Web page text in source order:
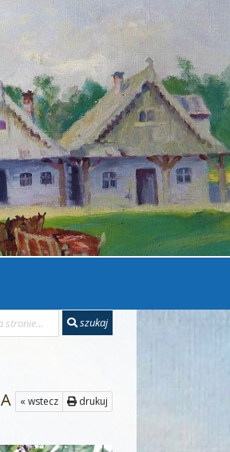
szukaj
A « wstecz drukuj